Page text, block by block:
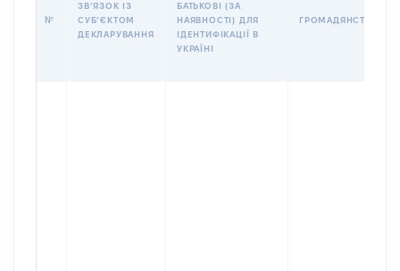
№
ЗВʼЯЗОК ІЗ
СУБʼЄКТОМ
ДЕКЛАРУВАННЯ
БАТЬКОВІ (ЗА
НАЯВНОСТІ) ДЛЯ
ІДЕНТИФІКАЦІЇ В
УКРАЇНІ
ГРОМАДЯНСТВО